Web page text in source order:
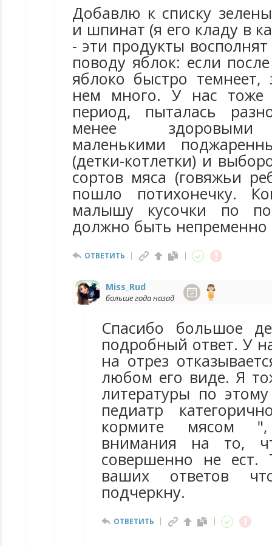
Добавлю к списку
и шпинат (я его кладу в
- эти продукты
поводу яблок: если
яблоко быстро темнеет,
нем много. У нас тоже
период, пыталась
менее здоровыми
маленькими
(детки-котлетки) и
сортов мяса (говяжьи
пошло потихонечку.
малышу кусочки по
должно быть непременно
ОТВЕТИТЬ
Miss_Rud
больше года назад
Спасибо большое
подробный ответ. У
на отрез
любом его виде. Я
литературы по
педиатр
кормите мясом
внимания на то,
совершенно не
ваших ответов
подчеркну.
ОТВЕТИТЬ